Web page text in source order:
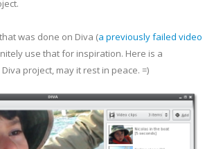
was done on Diva (a previously failed video
use that for inspiration. Here is a
project, may it rest in peace. =)